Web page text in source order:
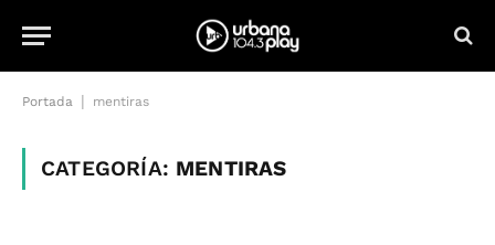
Portada mentiras
CATEGORÍA: MENTIRAS